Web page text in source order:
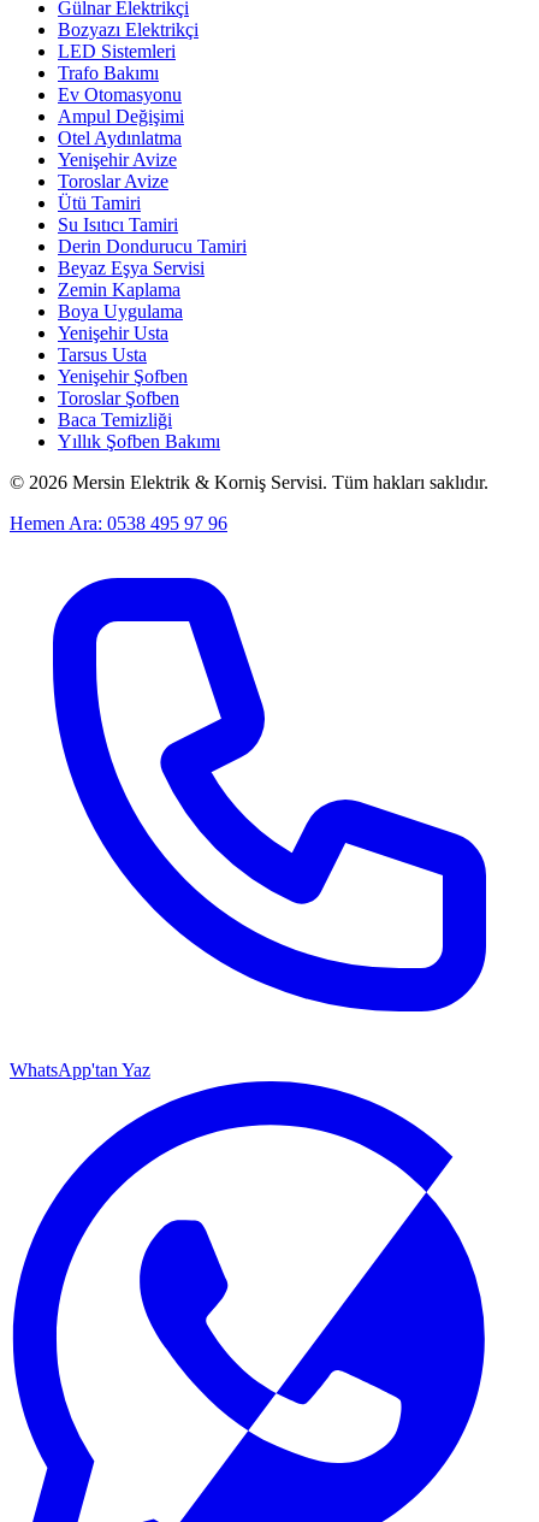
Gülnar Elektrikçi
Bozyazı Elektrikçi
LED Sistemleri
Trafo Bakımı
Ev Otomasyonu
Ampul Değişimi
Otel Aydınlatma
Yenişehir Avize
Toroslar Avize
Ütü Tamiri
Su Isıtıcı Tamiri
Derin Dondurucu Tamiri
Beyaz Eşya Servisi
Zemin Kaplama
Boya Uygulama
Yenişehir Usta
Tarsus Usta
Yenişehir Şofben
Toroslar Şofben
Baca Temizliği
Yıllık Şofben Bakımı
© 2026 Mersin Elektrik & Korniş Servisi. Tüm hakları saklıdır.
Hemen Ara: 0538 495 97 96
WhatsApp'tan Yaz